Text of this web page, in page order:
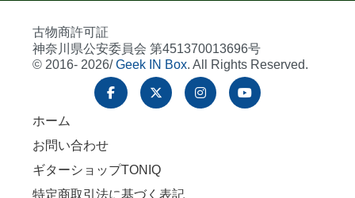
古物商許可証
神奈川県公安委員会 第451370013696号
© 2016- 2026/Geek IN Box. All Rights Reserved.
ホーム
お問い合わせ
ギターショップTONIQ
特定商取引法に基づく表記